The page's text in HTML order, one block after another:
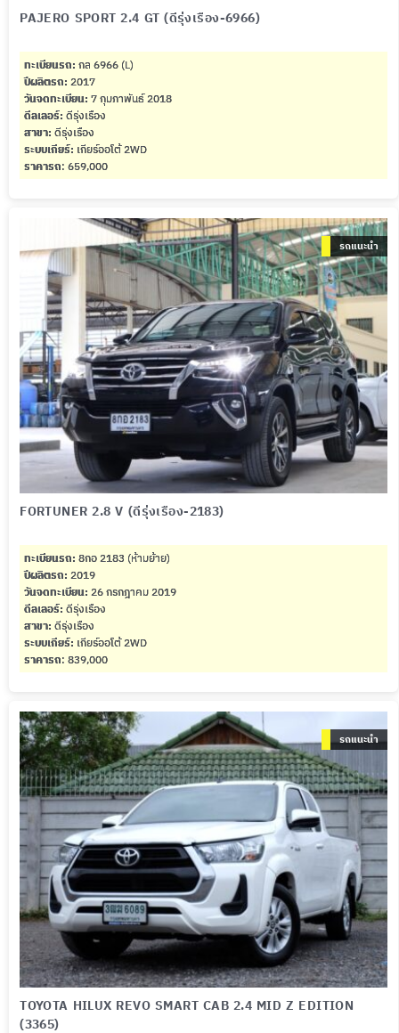
PAJERO SPORT 2.4 GT (ดีรุ่งเรือง-6966)
ทะเบียนรถ: กล 6966 (L)
ปีผลิตรถ: 2017
วันจดทะเบียน: 7 กุมภาพันธ์ 2018
ดีลเลอร์: ดีรุ่งเรือง
สาขา: ดีรุ่งเรือง
ระบบเกียร์: เกียร์ออโต้ 2WD
ราคารถ: 659,000
รถแนะนำ
FORTUNER 2.8 V (ดีรุ่งเรือง-2183)
ทะเบียนรถ: 8กอ 2183 (ห้ามย้าย)
ปีผลิตรถ: 2019
วันจดทะเบียน: 26 กรกฎาคม 2019
ดีลเลอร์: ดีรุ่งเรือง
สาขา: ดีรุ่งเรือง
ระบบเกียร์: เกียร์ออโต้ 2WD
ราคารถ: 839,000
รถแนะนำ
TOYOTA HILUX REVO SMART CAB 2.4 MID Z EDITION
(3365)